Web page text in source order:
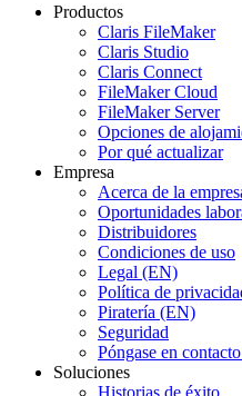
Productos
Claris FileMaker
Claris Studio
Claris Connect
FileMaker Cloud
FileMaker Server
Opciones de
Por qué actualizar
Empresa
Acerca de la
Oportunidades
Distribuidores
Condiciones de uso
Legal (EN)
Política de
Piratería (EN)
Seguridad
Póngase en
Soluciones
Historias de éxito